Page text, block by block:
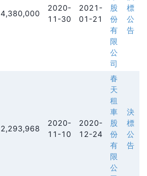
4,380,000
2020-
11-30
2021-
01-21
股
份
有
限
公
司
標
公
告
2,293,968
2020-
11-10
2020-
12-24
春
天
租
車
股
份
有
限
公
決
標
公
告